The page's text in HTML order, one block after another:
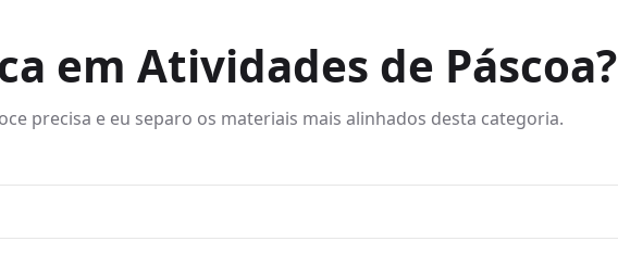
em Atividades de Páscoa?
precisa e eu separo os materiais mais alinhados desta categoria.